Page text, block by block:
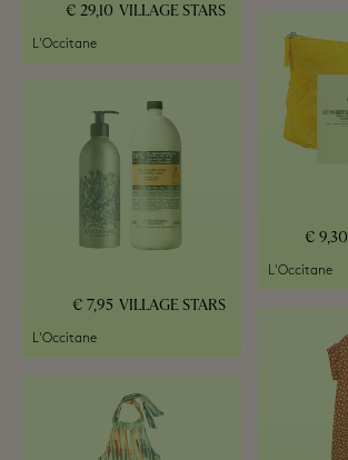
VILLAGE STARS
29,10 €
L'Occitane
9,30 €
L'Occitane
VILLAGE STARS
7,95 €
L'Occitane